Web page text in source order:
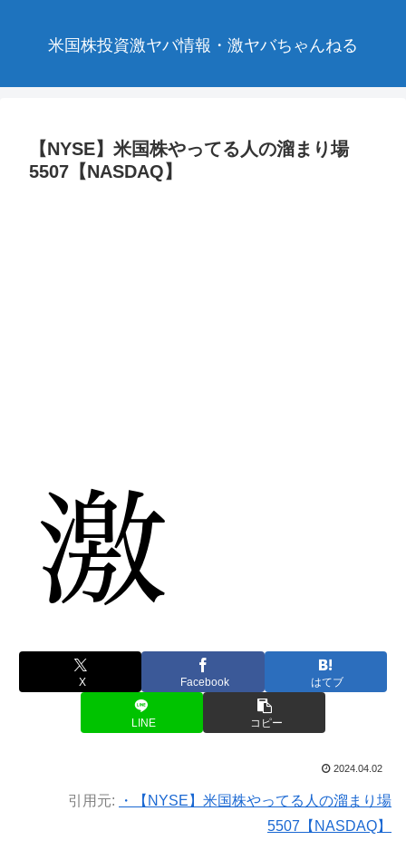
米国株投資激ヤバ情報・激ヤバちゃんねる
【NYSE】米国株やってる人の溜まり場
5507【NASDAQ】
X Facebook はてブ
LINE コピー
2024.04.02
引用元:
・【NYSE】米国株やってる人の溜まり場
5507【NASDAQ】